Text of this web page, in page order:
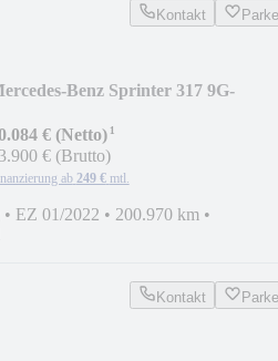
Kontakt
Benz Sprinter 317 9G-
€ (Netto)¹
€ (Brutto)
ab 249 € mtl.
• EZ 01/2022 • 200.970 km •
Kontakt